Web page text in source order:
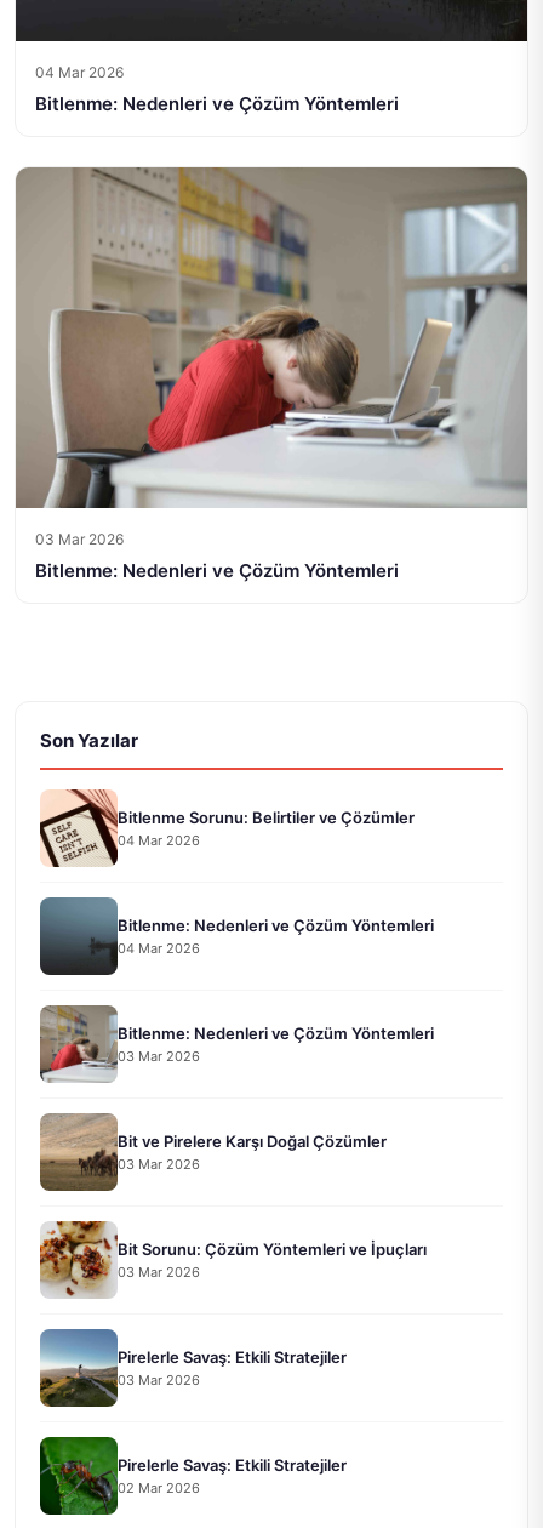
04 Mar 2026
Bitlenme: Nedenleri ve Çözüm Yöntemleri
03 Mar 2026
Bitlenme: Nedenleri ve Çözüm Yöntemleri
Son Yazılar
Bitlenme Sorunu: Belirtiler ve Çözümler
04 Mar 2026
Bitlenme: Nedenleri ve Çözüm Yöntemleri
04 Mar 2026
Bitlenme: Nedenleri ve Çözüm Yöntemleri
03 Mar 2026
Bit ve Pirelere Karşı Doğal Çözümler
03 Mar 2026
Bit Sorunu: Çözüm Yöntemleri ve İpuçları
03 Mar 2026
Pirelerle Savaş: Etkili Stratejiler
03 Mar 2026
Pirelerle Savaş: Etkili Stratejiler
02 Mar 2026